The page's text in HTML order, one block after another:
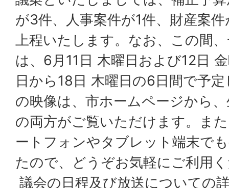
が3件、人事案件が1件、財産案
上程いたします。なお、この間
は、6月11日 木曜日および12日
日から18日 木曜日の6日間で予
の映像は、市ホームページから
の両方がご覧いただけます。ま
ートフォンやタブレット端末で
たので、どうぞお気軽にご利用
議会の日程及び放送についての